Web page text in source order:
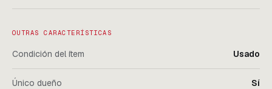
OUTRAS CARACTERÍSTICAS
Condición del ítem Usado
Único dueño Sí